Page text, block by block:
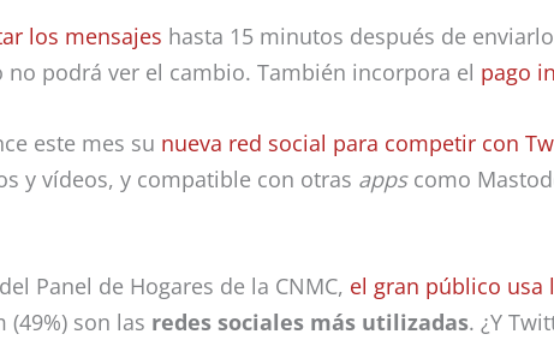
los mensajes hasta 15 minutos después de
podrá ver el cambio. También incorpora el pago
este mes su nueva red social para competir con
y vídeos, y compatible con otras appscomo
Panel de Hogares de la CNMC, el gran público usa
(49%) son las redes sociales más utilizadas. ¿Y